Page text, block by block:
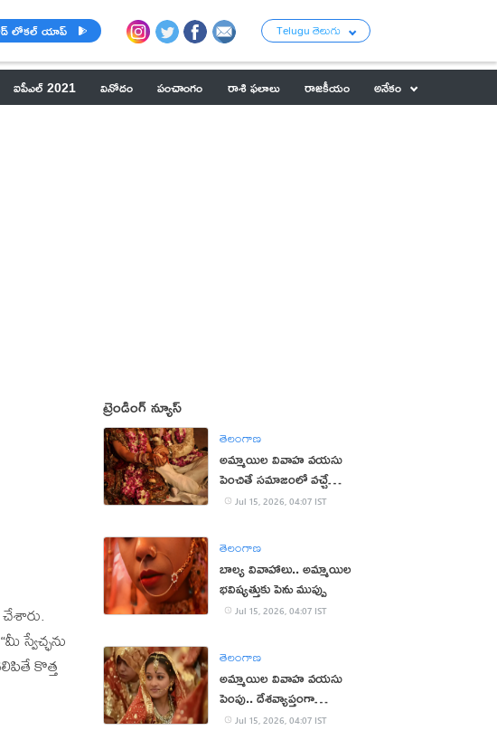
లోకల్ యాప్ Telugu తెలుగు
ఐపీఎల్ 2021 వినోదం పంచాంగం రాశి ఫలాలు రాజకీయం
అనేకం
స్వేచ్ఛను
కొత్త
ట్రెండింగ్ న్యూస్
తెలంగాణ
అమ్మాయిల వివాహ వయసు
పెంచితే సమాజంలో వచ్చే
మార్పులు ఇవే!
Jul 15, 2026, 04:07 IST
తెలంగాణ
బాల్య వివాహాలు.. అమ్మాయిల
భవిష్యత్తుకు పెను ముప్పు
Jul 15, 2026, 04:07 IST
తెలంగాణ
అమ్మాయిల వివాహ వయసు
పెంపు.. దేశవ్యాప్తంగా
భిన్నాభిప్రాయాలు
Jul 15, 2026, 04:07 IST